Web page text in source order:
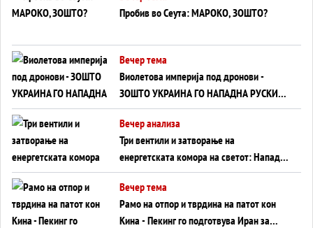
Пробив во Сеута: МАРОКО, ЗОШТО?
Вечер тема
Виолетова империја под дронови -
ЗОШТО УКРАИНА ГО НАПАДНА РУСКИОТ
WILDBERRIES
Вечер анализа
Три вентили и затворање на
енергетската комора на светот: Нападот
во Суец најавува глобален енергетски
инфаркт?
Вечер тема
Рамо на отпор и тврдина на патот кон
Кина - Пекинг го подготвува Иран за